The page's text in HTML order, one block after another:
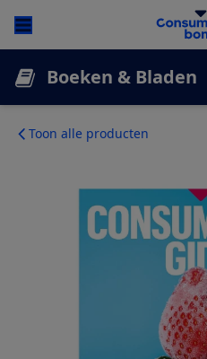
Boeken & Bladen
Toon alle producten